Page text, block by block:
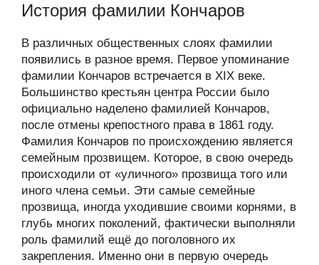
История фамилии Кончаров
В различных общественных слоях фамилии
появились в разное время. Первое упоминание
фамилии Кончаров встречается в XIX веке.
Большинство крестьян центра России было
официально наделено фамилией Кончаров,
после отмены крепостного права в 1861 году.
Фамилия Кончаров по происхождению является
семейным прозвищем. Которое, в свою очередь
происходили от «уличного» прозвища того или
иного члена семьи. Эти самые семейные
прозвища, иногда уходившие своими корнями, в
глубь многих поколений, фактически выполняли
роль фамилий ещё до поголовного их
закрепления. Именно они в первую очередь